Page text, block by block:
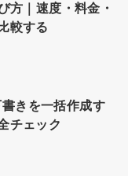
方｜速度・料金・
較する
きを一括作成す
チェック